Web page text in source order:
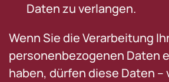
Daten zu verlangen.
Wenn Sie die Verarbeitung
personenbezogenen Daten
haben, dürfen diese Daten –